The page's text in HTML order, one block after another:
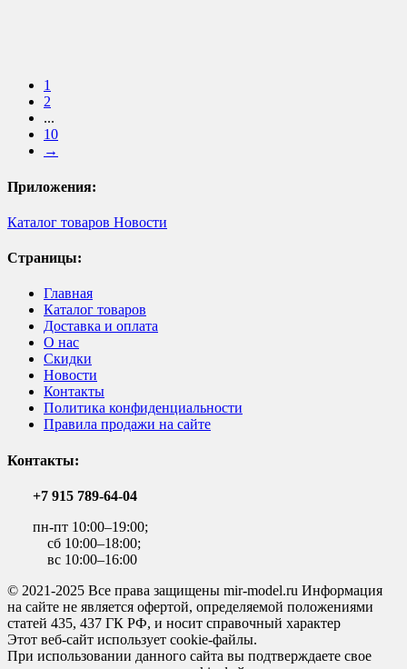
1
2
...
10
→
Приложения:
Каталог товаров Новости
Страницы:
Главная
Каталог товаров
Доставка и оплата
О нас
Скидки
Новости
Контакты
Политика конфиденциальности
Правила продажи на сайте
Контакты:
+7 915 789-64-04
пн-пт 10:00–19:00;
сб 10:00–18:00;
вс 10:00–16:00
© 2021-2025 Все права защищены mir-model.ru Информация
на сайте не является офертой, определяемой положениями
статей 435, 437 ГК РФ, и носит справочный характер
Этот веб-сайт использует cookie-файлы.
При использовании данного сайта вы подтверждаете свое